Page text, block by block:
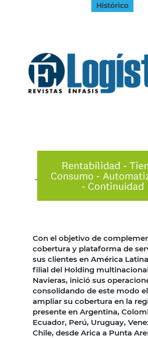
Histórico
Con el objetivo de
cobertura y plataforma de
sus clientes en América
filial del Holding
Navieras, inició sus
consolidando de este modo
ampliar su cobertura en la
presente en Argentina,
Ecuador, Perú, Uruguay,
Chile, desde Arica a Punta